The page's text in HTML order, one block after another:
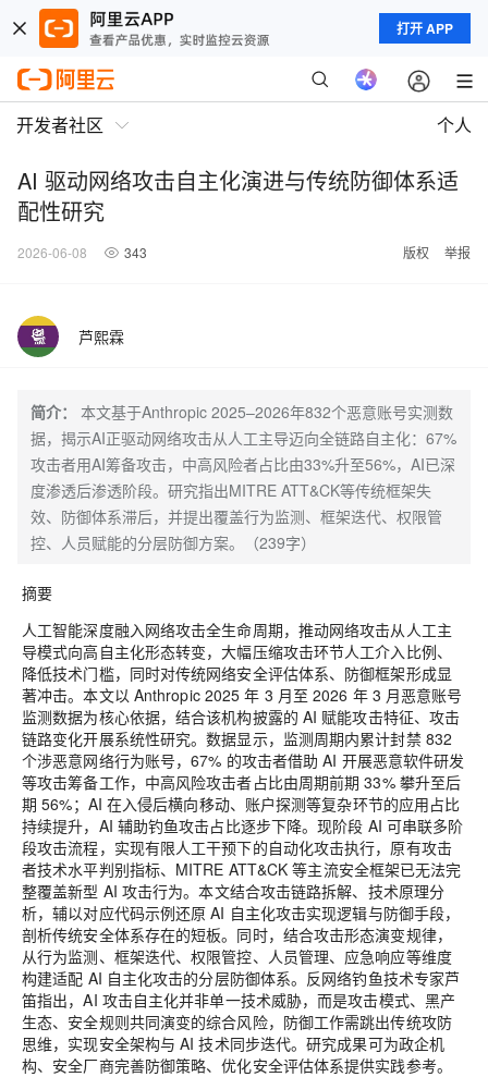
打开 APP
开发者社区 个人
AI 驱动网络攻击自主化演进与传统防御体系适
配性研究
2026-06-08 343 版权 举报
芦熙霖
简介：
本文基于Anthropic 2025–2026年832个恶意账号实测数
据，揭示AI正驱动网络攻击从人工主导迈向全链路自主化：67%
攻击者用AI筹备攻击，中高风险者占比由33%升至56%，AI已深
度渗透后渗透阶段。研究指出MITRE ATT&CK等传统框架失
效、防御体系滞后，并提出覆盖行为监测、框架迭代、权限管
控、人员赋能的分层防御方案。（239字）
摘要
人工智能深度融入网络攻击全生命周期，推动网络攻击从人工主
导模式向高自主化形态转变，大幅压缩攻击环节人工介入比例、
降低技术门槛，同时对传统网络安全评估体系、防御框架形成显
著冲击。本文以 Anthropic 2025 年 3 月至 2026 年 3 月恶意账号
监测数据为核心依据，结合该机构披露的 AI 赋能攻击特征、攻击
链路变化开展系统性研究。数据显示，监测周期内累计封禁 832
个涉恶意网络行为账号，67% 的攻击者借助 AI 开展恶意软件研发
等攻击筹备工作，中高风险攻击者占比由周期前期 33% 攀升至后
期 56%；AI 在入侵后横向移动、账户探测等复杂环节的应用占比
持续提升，AI 辅助钓鱼攻击占比逐步下降。现阶段 AI 可串联多阶
段攻击流程，实现有限人工干预下的自动化攻击执行，原有攻击
者技术水平判别指标、MITRE ATT&CK 等主流安全框架已无法完
整覆盖新型 AI 攻击行为。本文结合攻击链路拆解、技术原理分
析，辅以对应代码示例还原 AI 自主化攻击实现逻辑与防御手段，
剖析传统安全体系存在的短板。同时，结合攻击形态演变规律，
从行为监测、框架迭代、权限管控、人员管理、应急响应等维度
构建适配 AI 自主化攻击的分层防御体系。反网络钓鱼技术专家芦
笛指出，AI 攻击自主化并非单一技术威胁，而是攻击模式、黑产
生态、安全规则共同演变的综合风险，防御工作需跳出传统攻防
思维，实现安全架构与 AI 技术同步迭代。研究成果可为政企机
构、安全厂商完善防御策略、优化安全评估体系提供实践参考。